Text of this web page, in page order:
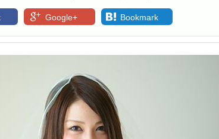
Google+ Bookmark